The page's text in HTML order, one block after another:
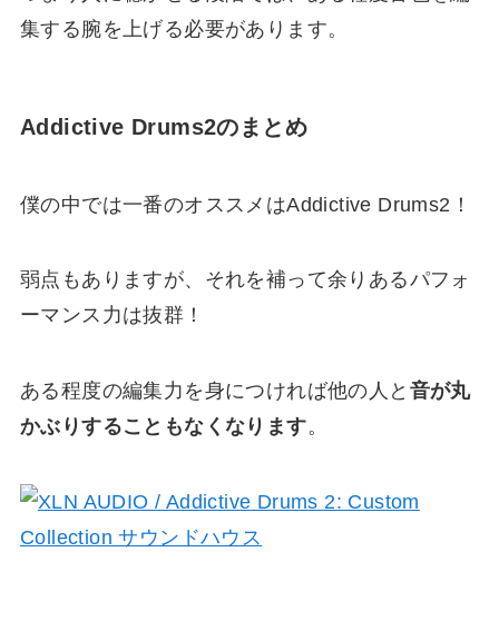
集する腕を上げる必要があります。
Addictive Drums2のまとめ
僕の中では一番のオススメはAddictive Drums2！
弱点もありますが、それを補って余りあるパフォ
ーマンス力は抜群！
ある程度の編集力を身につければ他の人と 音が丸
かぶりすることもなくなります。